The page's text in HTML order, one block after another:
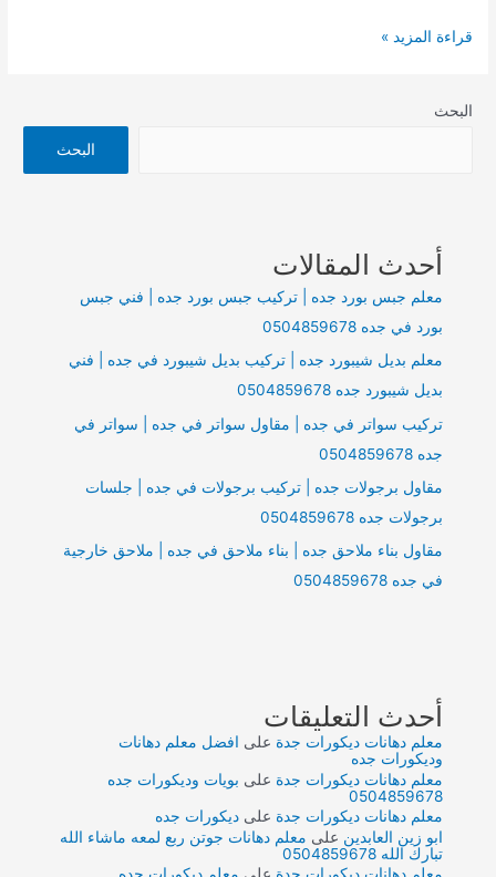
تركيب
جده
0504859678
قراءة المزيد »
البحث
البحث
أحدث المقالات
معلم جبس بورد جده | تركيب جبس بورد جده | فني جبس
بورد في جده 0504859678
معلم بديل شيبورد جده | تركيب بديل شيبورد في جده | فني
بديل شيبورد جده 0504859678
تركيب سواتر في جده | مقاول سواتر في جده | سواتر في
جده 0504859678
مقاول برجولات جده | تركيب برجولات في جده | جلسات
برجولات جده 0504859678
مقاول بناء ملاحق جده | بناء ملاحق في جده | ملاحق خارجية
في جده 0504859678
أحدث التعليقات
معلم دهانات ديكورات جدة على افضل معلم دهانات
وديكورات جده
معلم دهانات ديكورات جدة على بويات وديكورات جده
0504859678
معلم دهانات ديكورات جدة علىديكورات جده
ابو زين العابدين على معلم دهانات جوتن ربع لمعه ماشاء الله
تبارك الله 0504859678